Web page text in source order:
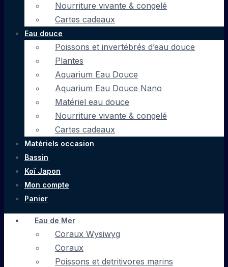
Nourriture vivante & congelé
Cartes cadeaux
Eau douce
Poissons et invertébrés d’eau douce
Plantes
Aquarium Eau Douce
Aquarium Eau Douce Nano
Matériel eau douce
Nourriture vivante & congelé
Cartes cadeaux
Matériels occasion
Bassin
Koï Japon
Mon compte
Panier
Eau de Mer
Coraux Wysiwyg
Coraux
Poissons et detritivores marins